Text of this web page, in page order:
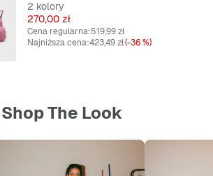
2 kolory
Cena
270,00 zł
Cena regularna:519,99 zł
Najniższa cena:423,49 zł(-36 %)
Shop The Look